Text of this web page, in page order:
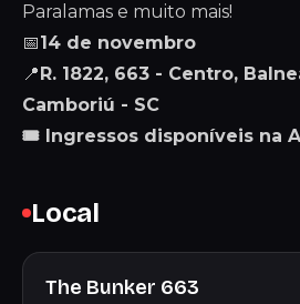
Paralamas e muito mais!
📅14 de novembro
📍R. 1822, 663 - Centro,
Camboriú - SC
🎟 Ingressos disponíveis na
Local
The Bunker 663